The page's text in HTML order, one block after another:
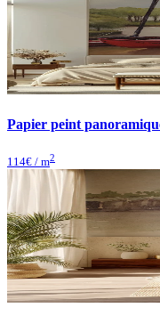
Papier peint
114€ / m2